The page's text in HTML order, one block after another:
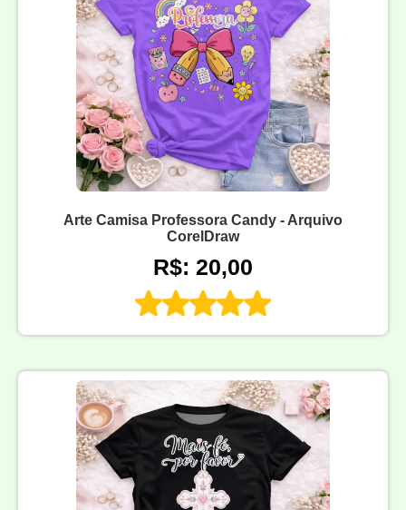
Arte Camisa Professora Candy - Arquivo
CorelDraw
R$: 20,00